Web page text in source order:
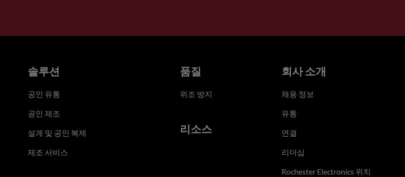
솔루션
공인 유통
공인 제조
설계 및 공인 복제
제조 서비스
품질
위조 방지
리소스
회사 소개
채용 정보
유통
연결
리더십
Rochester Electronics 위치